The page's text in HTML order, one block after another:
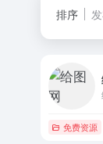
排序
免费资源